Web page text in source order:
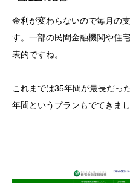
金利が変わらないので毎月の
す。一部の民間金融機関や住
表的ですね。
これまでは35年間が最長だっ
年間というプランもでてきまし